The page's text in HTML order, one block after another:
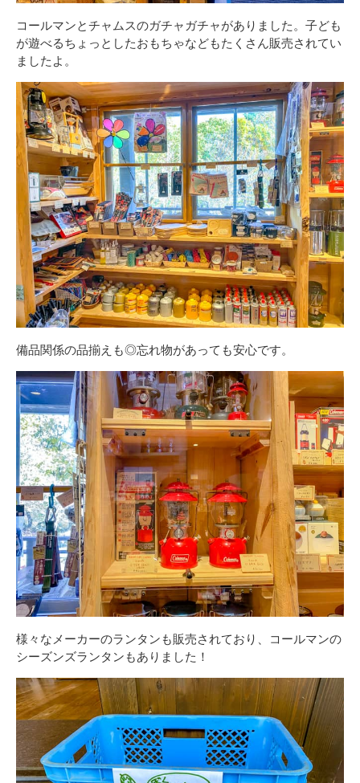
コールマンとチャムスのガチャガチャがありました。子ども
が遊べるちょっとしたおもちゃなどもたくさん販売されてい
ましたよ。
備品関係の品揃えも◎忘れ物があっても安心です。
様々なメーカーのランタンも販売されており、コールマンの
シーズンズランタンもありました！